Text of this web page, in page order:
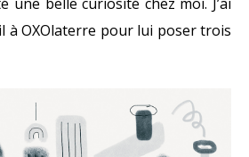
à OXOlaterre pour lui poser trois